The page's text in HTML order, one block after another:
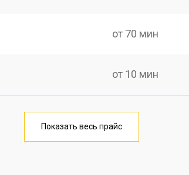
от 70 мин
от 10 мин
от 40 мин
Показать весь прайс